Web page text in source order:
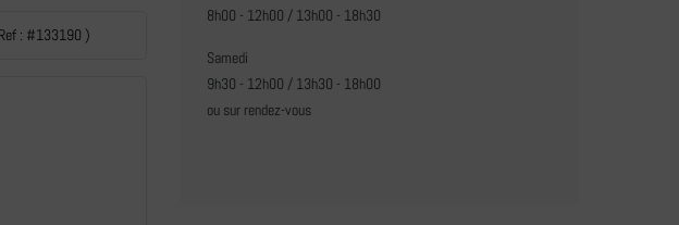
8h00 - 12h00 / 13h00 - 18h30
Samedi
9h30 - 12h00 / 13h30 - 18h00
ou sur rendez-vous